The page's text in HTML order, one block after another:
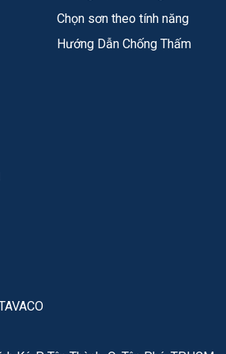
Nhà máy lọc dầu, nhà máy điện,
bể ngoài trời
ngoài
AX thường được chỉ định khi
theo chuẩn NORSOK M-501 (phổ
dầu khí, cảng biển)
biển, vùng nhiễm muối)
chứa HAPs – quy định bắt buộc ở
Chọn sơn theo tính năng
Hướng Dẫn Chống Thấm